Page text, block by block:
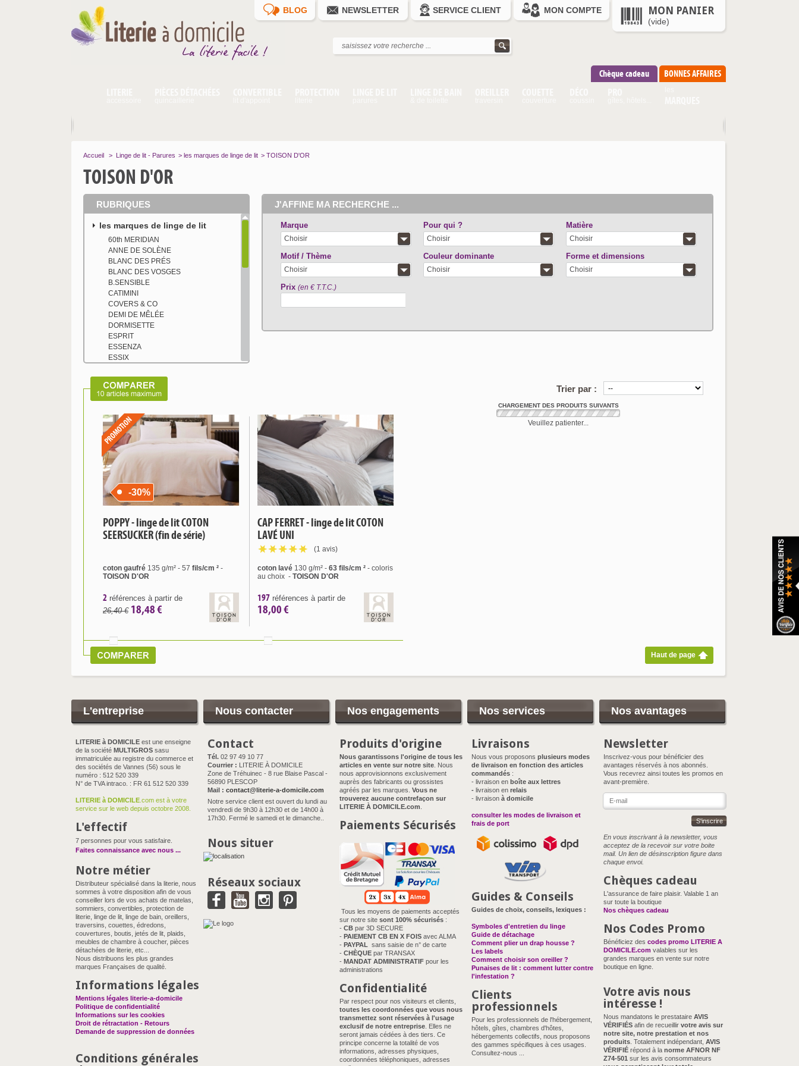
BLOG NEWSLETTER SERVICE CLIENT MON COMPTE MON PANIER
(vide)
BONNES AFFAIRES
Chèque cadeau
Accueil > Linge de lit - Parures > les marques de linge de lit > TOISON D'OR
TOISON D'OR
RUBRIQUES
les marques de linge de lit
60th MERIDIAN
ANNE DE SOLÈNE
BLANC DES PRÉS
BLANC DES VOSGES
B.SENSIBLE
CATIMINI
COVERS & CO
DEMI DE MÊLÉE
DORMISETTE
ESPRIT
ESSENZA
ESSIX
FORMESSE
FRANÇOIS HANS
HAOMY (ex HARMONY)
INSPIRATION par Anne de Solène
JALLA
JOUR DE PARIS
JOUR DE PARIS Enfant
KNEER
KUMI KOOKOON
LA MAISON DE BALMY
LITERIE à DOMICILE
LOUIS LE SEC
MONALISON
NUIT DES VOSGES
PIP STUDIO
Sonia RYKIEL
TEMPUR
TISSAGE DU MOULIN
TOISON D'OR
TRADITION DES VOSGES
VELFONT
Yves DELORME
J'AFFINE MA RECHERCHE ...
Marque
Choisir
Pour qui ?
Choisir
Matière
Choisir
Motif / Thème
Choisir
Couleur dominante
Choisir
Forme et dimensions
Choisir
Prix (en € T.T.C.)
Trier par :
-30%
POPPY - linge de lit COTON
SEERSUCKER (fin de série)
coton gaufré 135 g/m² - 57 fils/cm ² -
TOISON D'OR
2 références à partir de
26,40 € 18,48 €
CAP FERRET - linge de lit COTON
LAVÉ UNI
(1 avis)
coton lavé 130 g/m² - 63 fils/cm ² - coloris
au choix - TOISON D'OR
197 références à partir de
18,00 €
CHARGEMENT DES PRODUITS SUIVANTS
Veuillez patienter...
Haut de page
L'entreprise
LITERIE à DOMICILE est une enseigne
de la société MULTIGROS sasu
immatriculée au registre du commerce et
des sociétés de Vannes (56) sous le
numéro : 512 520 339
N° de TVA intraco. : FR 61 512 520 339
LITERIE à DOMICILE .com est à votre
service sur le web depuis octobre 2008.
L'effectif
7 personnes pour vous satisfaire.
Faites connaissance avec nous ...
Notre métier
Distributeur spécialisé dans la literie, nous
sommes à votre disposition afin de vous
conseiller lors de vos achats de matelas,
sommiers, convertibles, protection de
literie, linge de lit, linge de bain, oreillers,
traversins, couettes, édredons,
couvertures, boutis, jetés de lit, plaids,
meubles de chambre à coucher, pièces
détachées de literie, etc...
Nous distribuons les plus grandes
marques Françaises de qualité.
Informations légales
Mentions légales literie-a-domicile
Politique de confidentialité
Informations sur les cookies
Droit de rétractation - Retours
Demande de suppression de données
Conditions générales
Nous contacter
Contact
Tél. 02 97 49 10 77
Courrier : LITERIE À DOMICILE
Zone de Tréhuinec - 8 rue Blaise Pascal -
56890 PLESCOP
Mail : contact@literie-a-domicile.com
Notre service client est ouvert du lundi au
vendredi de 9h30 à 12h30 et de 14h00 à
17h30. Fermé le samedi et le dimanche..
Nous situer
Réseaux sociaux
Nos engagements
Produits d'origine
Nous garantissons l'origine de tous les
articles en vente sur notre site . Nous
nous approvisionnons exclusivement
auprès des fabricants ou grossistes
agréés par les marques. Vous ne
trouverez aucune contrefaçon sur
LITERIE À DOMICILE.com
Paiements Sécurisés
Tous les moyens de paiements acceptés
sur notre site sont 100% sécurisés :
- CB par 3D SECURE
- PAIEMENT CB EN X FOIS avec ALMA
- PAYPAL sans saisie de n° de carte
- CHÈQUE par TRANSAX
- MANDAT ADMINISTRATIF pour les
administrations
Confidentialité
Par respect pour nos visiteurs et clients,
toutes les coordonnées que vous nous
transmettez sont réservées à l'usage
exclusif de notre entreprise . Elles ne
seront jamais cédées à des tiers. Ce
principe concerne la totalité de vos
informations, adresses physiques,
coordonnées téléphoniques, adresses
Nos services
Livraisons
Nous vous proposons plusieurs modes
de livraison en fonction des articles
commandés :
- livraison en boîte aux lettres
- livraison en relais
- livraison à domicile
consulter les modes de livraison et
frais de port
Guides & Conseils
Guides de choix, conseils, lexiques :
Symboles d'entretien du linge
Guide de détachage
Comment plier un drap housse ?
Les labels
Comment choisir son oreiller ?
Punaises de lit : comment lutter contre
l'infestation ?
Clients
professionnels
Pour les professionnels de l'hébergement,
hôtels, gîtes, chambres d'hôtes,
hébergements collectifs, nous proposons
des gammes spécifiques à ces usages.
Consultez-nous ...
Nos avantages
Newsletter
Inscrivez-vous pour bénéficier des
avantages réservés à nos abonnés.
Vous recevrez ainsi toutes les promos en
avant-première.
S'inscrire
En vous inscrivant à la newsletter, vous
acceptez de la recevoir sur votre boite
mail. Un lien de désinscription figure dans
chaque envoi.
Chèques cadeau
L'assurance de faire plaisir. Valable 1 an
sur toute la boutique
Nos chèques cadeau
Nos Codes Promo
Bénéficiez des codes promo LITERIE A
DOMICILE.com valables sur les
grandes marques en vente sur notre
boutique en ligne.
Votre avis nous
intéresse !
Nous mandatons le prestataire AVIS
VÉRIFIÉS afin de recueillir votre avis sur
notre site, notre prestation et nos
produits . Totalement indépendant, AVIS
VÉRIFIÉ répond à la norme AFNOR NF
Z74-501 sur les avis consommateurs